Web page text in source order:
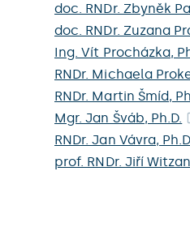
doc. RNDr. Zbyněk
doc. RNDr. Zuzana
Ing. Vít Procházka,
RNDr. Michaela
RNDr. Martin Šmíd,
Mgr. Jan Šváb, Ph.D.
RNDr. Jan Vávra,
prof. RNDr. Jiří